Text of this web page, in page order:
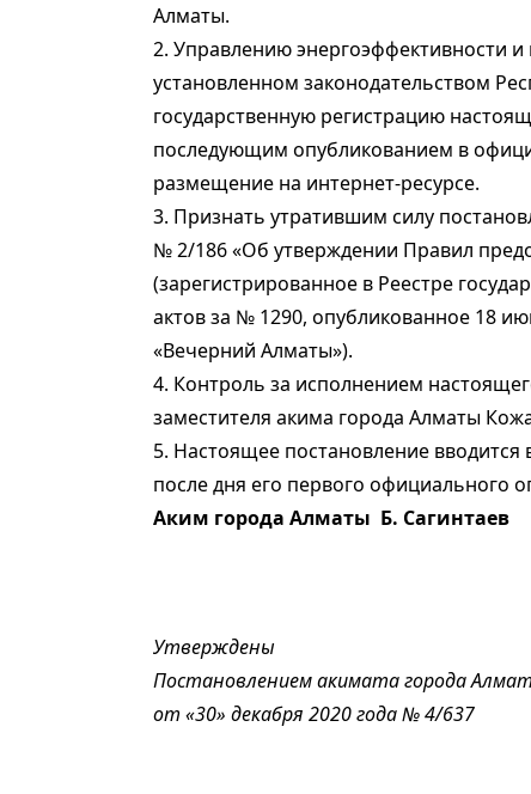
Алматы.
2. Управлению энергоэффективности
установленном законодательством
государственную регистрацию
последующим опубликованием в
размещение на интернет-ресурсе.
3. Признать утратившим силу
№ 2/186 «Об утверждении Правил
(зарегистрированное в Реестре
актов за № 1290, опубликованное 18
«Вечерний Алматы»).
4. Контроль за исполнением
заместителя акима города Алматы
5. Настоящее постановление вводится
после дня его первого официального
Аким города Алматы Б. Сагинтаев
Утверждены
Постановлением акимата города
от «30» декабря 2020 года № 4/637